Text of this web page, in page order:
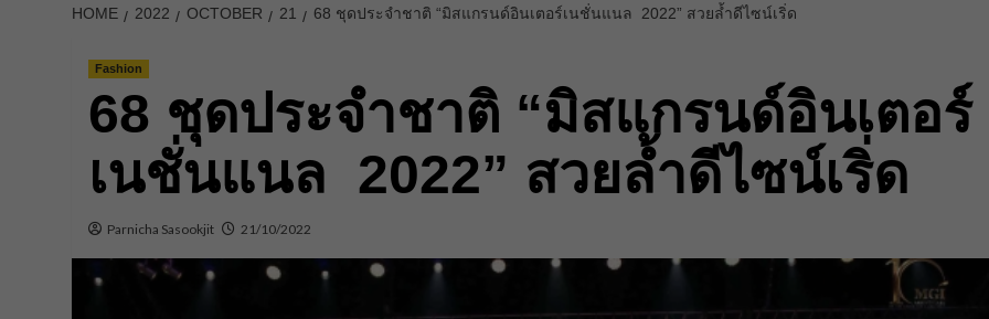
HOME 2022 OCTOBER 21 68 ชุดประจำชาติ “มิสแกรนด์อินเตอร์เนชั่นแนล 2022” สวยล้ำดีไซน์เริ่ด
Fashion
68 ชุดประจำชาติ “มิสแกรนด์อินเตอร์
เนชั่นแนล 2022” สวยล้ำดีไซน์เริ่ด
Parnicha Sasookjit 21/10/2022